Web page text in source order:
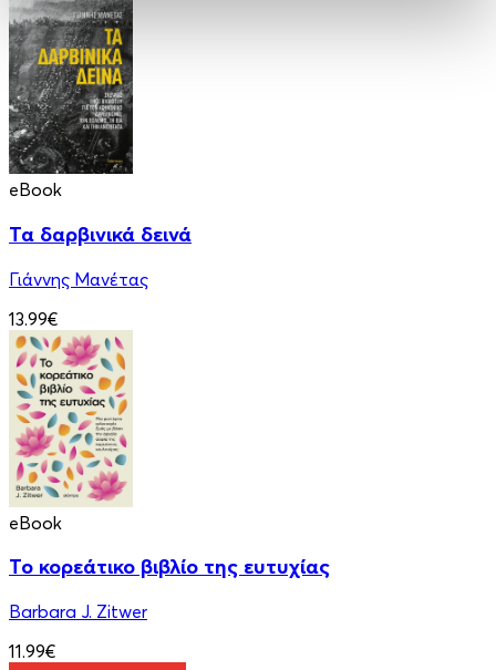
eBook
Τα δαρβινικά δεινά
Γιάννης Μανέτας
13.99€
eBook
Το κορεάτικο βιβλίο της ευτυχίας
Barbara J. Zitwer
11.99€